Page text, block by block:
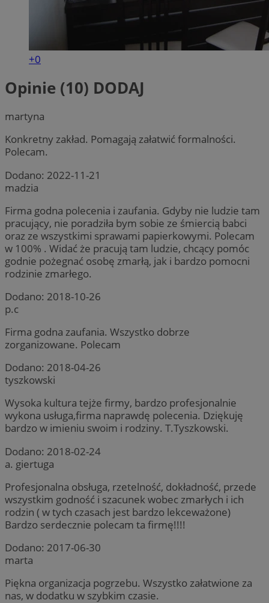
+0
Opinie (10) DODAJ
martyna
Konkretny zakład. Pomagają załatwić formalności.
Polecam.
Dodano: 2022-11-21
madzia
Firma godna polecenia i zaufania. Gdyby nie ludzie tam
pracujący, nie poradziła bym sobie ze śmiercią babci
oraz ze wszystkimi sprawami papierkowymi. Polecam
w 100% . Widać że pracują tam ludzie, chcący pomóc
godnie pożegnać osobę zmarłą, jak i bardzo pomocni
rodzinie zmarłego.
Dodano: 2018-10-26
p.c
Firma godna zaufania. Wszystko dobrze
zorganizowane. Polecam
Dodano: 2018-04-26
tyszkowski
Wysoka kultura tejże firmy, bardzo profesjonalnie
wykona usługa,firma naprawdę polecenia. Dziękuję
bardzo w imieniu swoim i rodziny. T.Tyszkowski.
Dodano: 2018-02-24
a. giertuga
Profesjonalna obsługa, rzetelność, dokładność, przede
wszystkim godność i szacunek wobec zmarłych i ich
rodzin ( w tych czasach jest bardzo lekceważone)
Bardzo serdecznie polecam ta firmę!!!!
Dodano: 2017-06-30
marta
Piękna organizacja pogrzebu. Wszystko załatwione za
nas, w dodatku w szybkim czasie.